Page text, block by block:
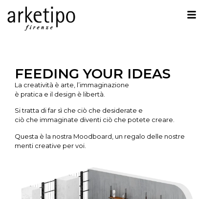
FEEDING YOUR IDEAS
La creatività è arte, l’immaginazione
è pratica e il design è libertà.
Si tratta di far sì che ciò che desiderate e
ciò che immaginate diventi ciò che potete creare.
Questa è la nostra Moodboard, un regalo delle nostre
menti creative per voi.